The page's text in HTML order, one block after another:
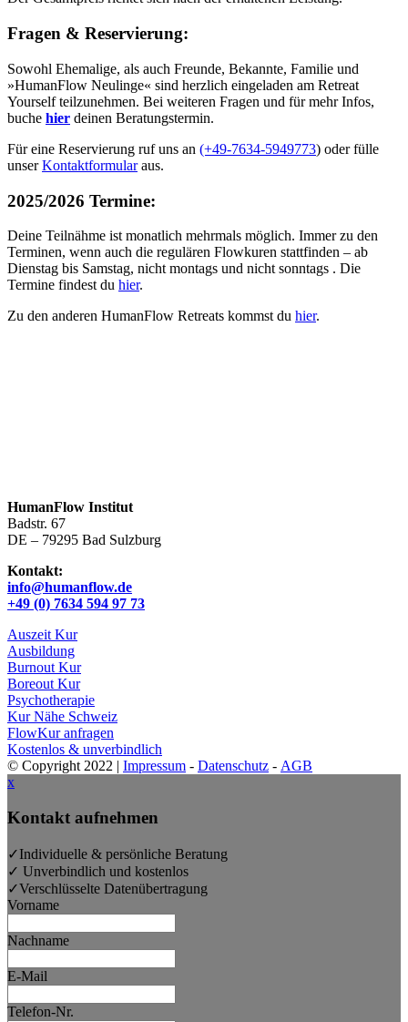
Fragen & Reservierung:
Sowohl Ehemalige, als auch Freunde, Bekannte, Familie und
»HumanFlow Neulinge« sind herzlich eingeladen am Retreat
Yourself teilzunehmen. Bei weiteren Fragen und für mehr Infos,
buche hier deinen Beratungstermin.
Für eine Reservierung ruf uns an (+49-7634-5949773) oder fülle
unserKontaktformularaus.
2025/2026 Termine:
Deine Teilnähme ist monatlich mehrmals möglich. Immer zu den
Terminen, wenn auch die regulären Flowkuren stattfinden – ab
Dienstag bis Samstag, nicht montags und nicht sonntags . Die
Termine findest du hier.
Zu den anderen HumanFlow Retreats kommst du hier.
HumanFlow Institut
Badstr. 67
DE – 79295 Bad Sulzburg
Kontakt:
info@humanflow.de
+49 (0) 7634 594 97 73
Auszeit Kur
Ausbildung
Burnout Kur
Boreout Kur
Psychotherapie
Kur Nähe Schweiz
FlowKur anfragen
Kostenlos & unverbindlich
© Copyright 2022 | Impressum - Datenschutz - AGB
x
Kontakt aufnehmen
✓Individuelle & persönliche Beratung
✓ Unverbindlich und kostenlos
✓Verschlüsselte Datenübertragung
Vorname
Nachname
E-Mail
Telefon-Nr.